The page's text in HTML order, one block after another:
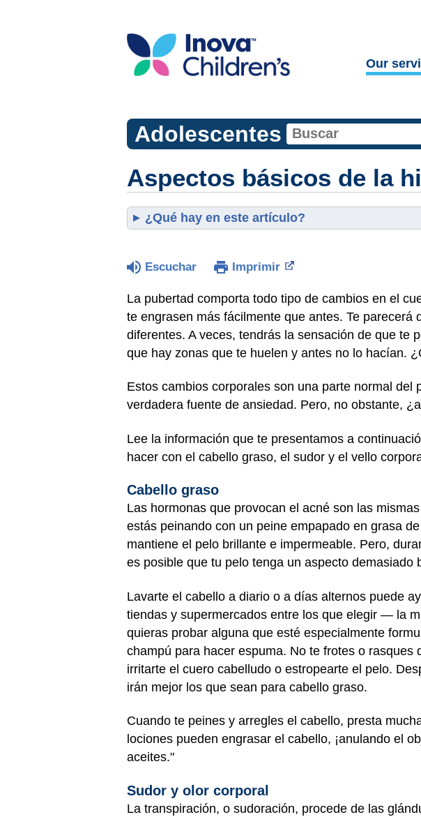
Our
Adolescentes
Aspectos básicos de la
¿Qué hay en este artículo?
Escuchar Imprimir
La pubertad comporta todo tipo de cambios en el
te engrasen más fácilmente que antes. Te
diferentes. A veces, tendrás la sensación de que
que hay zonas que te huelen y antes no lo hacían.
Estos cambios corporales son una parte normal
verdadera fuente de ansiedad. Pero, no obstante,
Lee la información que te presentamos a
hacer con el cabello graso, el sudor y el vello
Cabello graso
Las hormonas que provocan el acné son las
estás peinando con un peine empapado en grasa
mantiene el pelo brillante e impermeable. Pero,
es posible que tu pelo tenga un aspecto demasiado
Lavarte el cabello a diario o a días alternos puede
tiendas y supermercados entre los que elegir — la
quieras probar alguna que esté especialmente
champú para hacer espuma. No te frotes o
irritarte el cuero cabelludo o estropearte el pelo.
irán mejor los que sean para cabello graso.
Cuando te peines y arregles el cabello, presta
lociones pueden engrasar el cabello, ¡anulando el
aceites."
Sudor y olor corporal
La transpiración, o sudoración, procede de las